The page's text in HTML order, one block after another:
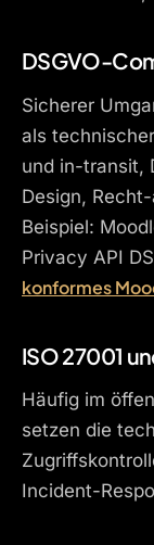
DSGVO-
Sicherer
als
und in-transit,
Design,
Beispiel:
Privacy API
konformes
ISO 27001
Häufig im
setzen die
Incident-